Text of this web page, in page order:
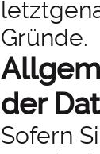
Gründe.
der
Sofern